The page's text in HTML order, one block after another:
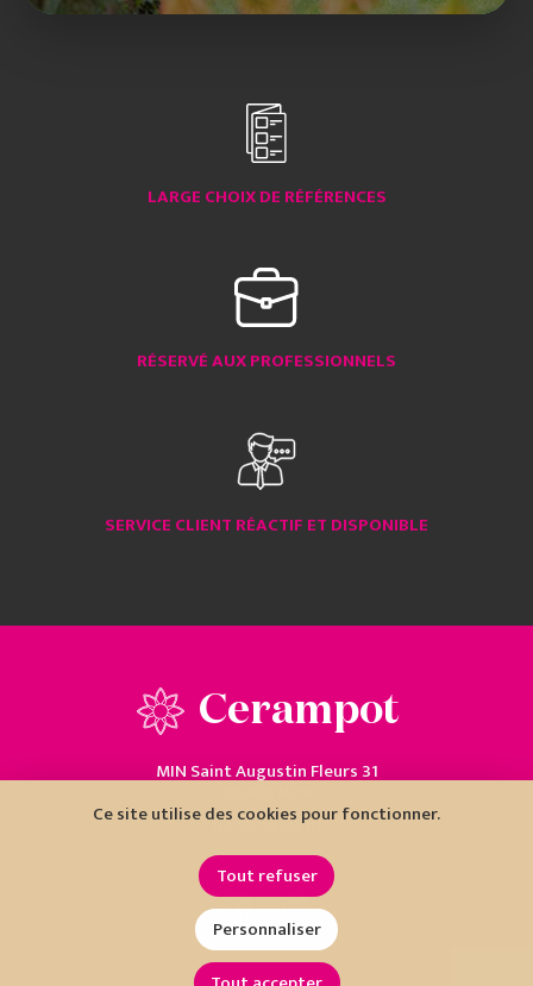
LARGE CHOIX DE RÉFÉRENCES
RÉSERVÉ AUX PROFESSIONNELS
SERVICE CLIENT RÉACTIF ET DISPONIBLE
Cerampot
MIN Saint Augustin Fleurs 31
04 93 18 80 10
Ce site utilise des cookies pour fonctionner.
Tout refuser
Personnaliser